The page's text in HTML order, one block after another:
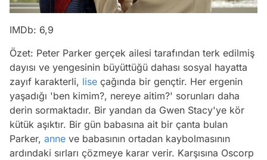
IMDb: 6,9
Özet: Peter Parker gerçek ailesi tarafından terk edilmiş
dayısı ve yengesinin büyüttüğü dahası sosyal hayatta
zayıf karakterli, lise çağında bir gençtir. Her ergenin
yaşadığı 'ben kimim?, nereye aitim?' sorunları daha
derin sormaktadır. Bir yandan da Gwen Stacy'ye kör
kütük aşıktır. Bir gün babasına ait bir çanta bulan
Parker, anne ve babasının ortadan kaybolmasının
ardındaki sırları çözmeye karar verir. Karşısına Oscorp